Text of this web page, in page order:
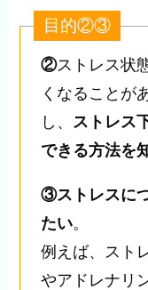
目的②③
②ストレス状
くなることが
し、
ストレス
できる方法を
③ストレスに
たい。
例えば、スト
やアドレナリ